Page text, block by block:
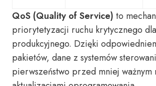
QoS (Quality of Service) to
priorytetyzacji ruchu krytycznego
produkcyjnego. Dzięki
pakietów, dane z systemów
pierwszeństwo przed mniej ważnym